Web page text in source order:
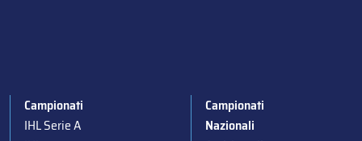
Campionati
IHL Serie A
Campionati
Nazionali